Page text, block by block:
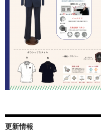
更新情報